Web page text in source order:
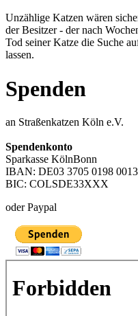
Unzählige Katzen wären
der Besitzer - der nach
Tod seiner Katze die Suche
lassen.
Spenden
an Straßenkatzen Köln e.V.
Spendenkonto
Sparkasse KölnBonn
IBAN: DE03 3705 0198
BIC: COLSDE33XXX
oder Paypal